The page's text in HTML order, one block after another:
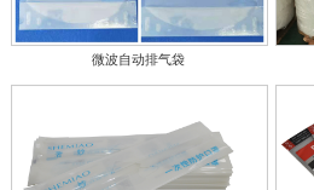
微波自动排气袋